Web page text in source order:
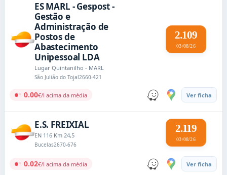
ES MARL - Gespost -
Gestão e
Administração de
Postos de
Abastecimento
Unipessoal LDA
Lugar Quintanilho - MARL
São Julião do Tojal2660-421
2.109
03/08/26
↑ 0.00€/l acima da média Ver ficha
E.S. FREIXIAL
EN 116 Km 24,5
Bucelas2670-676
2.119
03/08/26
↑ 0.02€/l acima da média Ver ficha